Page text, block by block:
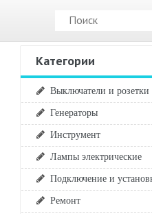
Категории
Выключатели и розетки
Генераторы
Инструмент
Лампы электрические
Подключение и
Ремонт